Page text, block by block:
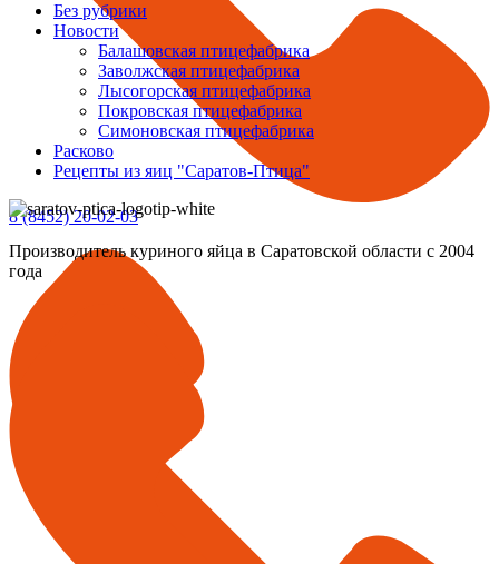
8 (8452) 20-02-03
Без рубрики
Новости
Балашовская птицефабрика
Заволжская птицефабрика
Лысогорская птицефабрика
Покровская птицефабрика
Симоновская птицефабрика
Расково
Рецепты из яиц "Саратов-Птица"
Производитель куриного яйца в Саратовской области с 2004
года